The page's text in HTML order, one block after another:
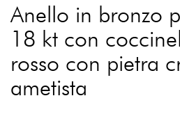
Anello in bronzo
18 kt con
rosso con pietra
ametista